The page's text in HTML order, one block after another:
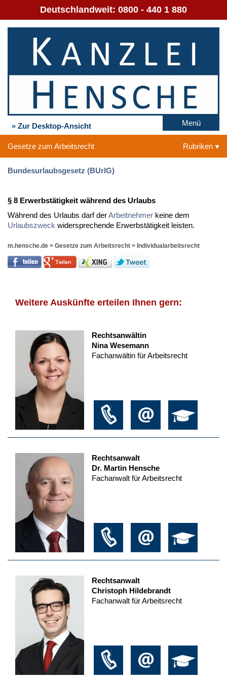
Deutschlandweit: 0800 - 440 1 880
» Zur Desktop-Ansicht Menü
Gesetze zum Arbeitsrecht Rubriken
Bundesurlaubsgesetz (BUrlG)
§ 8 Erwerbstätigkeit während des Urlaubs
Während des Urlaubs darf derArbeitnehmer keine dem
Urlaubszweck widersprechende Erwerbstätigkeit leisten.
m.hensche.de > Gesetze zum Arbeitsrecht > Individualarbeitsrecht
Weitere Auskünfte erteilen Ihnen gern:
Rechtsanwältin
Nina Wesemann
Fachanwältin für Arbeitsrecht
Rechtsanwalt
Dr. Martin Hensche
Fachanwalt für Arbeitsrecht
Rechtsanwalt
Christoph Hildebrandt
Fachanwalt für Arbeitsrecht